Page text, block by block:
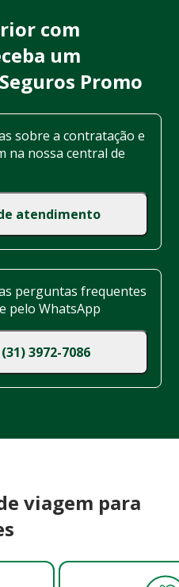
com
um
Promo
sobre a contratação e
na nossa central de
atendimento
perguntas frequentes
pelo WhatsApp
3972-7086
viagem para